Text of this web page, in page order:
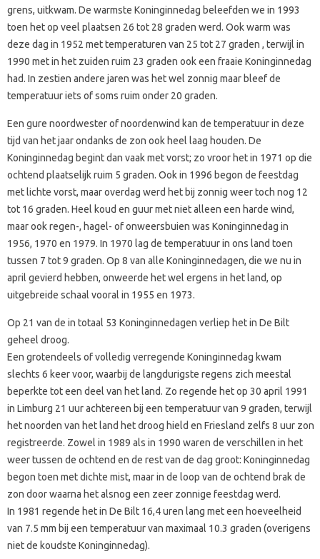
grens, uitkwam. De warmste Koninginnedag beleefden we in 1993
toen het op veel plaatsen 26 tot 28 graden werd. Ook warm was
deze dag in 1952 met temperaturen van 25 tot 27 graden , terwijl in
1990 met in het zuiden ruim 23 graden ook een fraaie Koninginnedag
had. In zestien andere jaren was het wel zonnig maar bleef de
temperatuur iets of soms ruim onder 20 graden.
Een gure noordwester of noordenwind kan de temperatuur in deze
tijd van het jaar ondanks de zon ook heel laag houden. De
Koninginnedag begint dan vaak met vorst; zo vroor het in 1971 op die
ochtend plaatselijk ruim 5 graden. Ook in 1996 begon de feestdag
met lichte vorst, maar overdag werd het bij zonnig weer toch nog 12
tot 16 graden. Heel koud en guur met niet alleen een harde wind,
maar ook regen-, hagel- of onweersbuien was Koninginnedag in
1956, 1970 en 1979. In 1970 lag de temperatuur in ons land toen
tussen 7 tot 9 graden. Op 8 van alle Koninginnedagen, die we nu in
april gevierd hebben, onweerde het wel ergens in het land, op
uitgebreide schaal vooral in 1955 en 1973.
Op 21 van de in totaal 53 Koninginnedagen verliep het in De Bilt
geheel droog.
Een grotendeels of volledig verregende Koninginnedag kwam
slechts 6 keer voor, waarbij de langdurigste regens zich meestal
beperkte tot een deel van het land. Zo regende het op 30 april 1991
in Limburg 21 uur achtereen bij een temperatuur van 9 graden, terwijl
het noorden van het land het droog hield en Friesland zelfs 8 uur zon
registreerde. Zowel in 1989 als in 1990 waren de verschillen in het
weer tussen de ochtend en de rest van de dag groot: Koninginnedag
begon toen met dichte mist, maar in de loop van de ochtend brak de
zon door waarna het alsnog een zeer zonnige feestdag werd.
In 1981 regende het in De Bilt 16,4 uren lang met een hoeveelheid
van 7.5 mm bij een temperatuur van maximaal 10.3 graden (overigens
niet de koudste Koninginnedag).